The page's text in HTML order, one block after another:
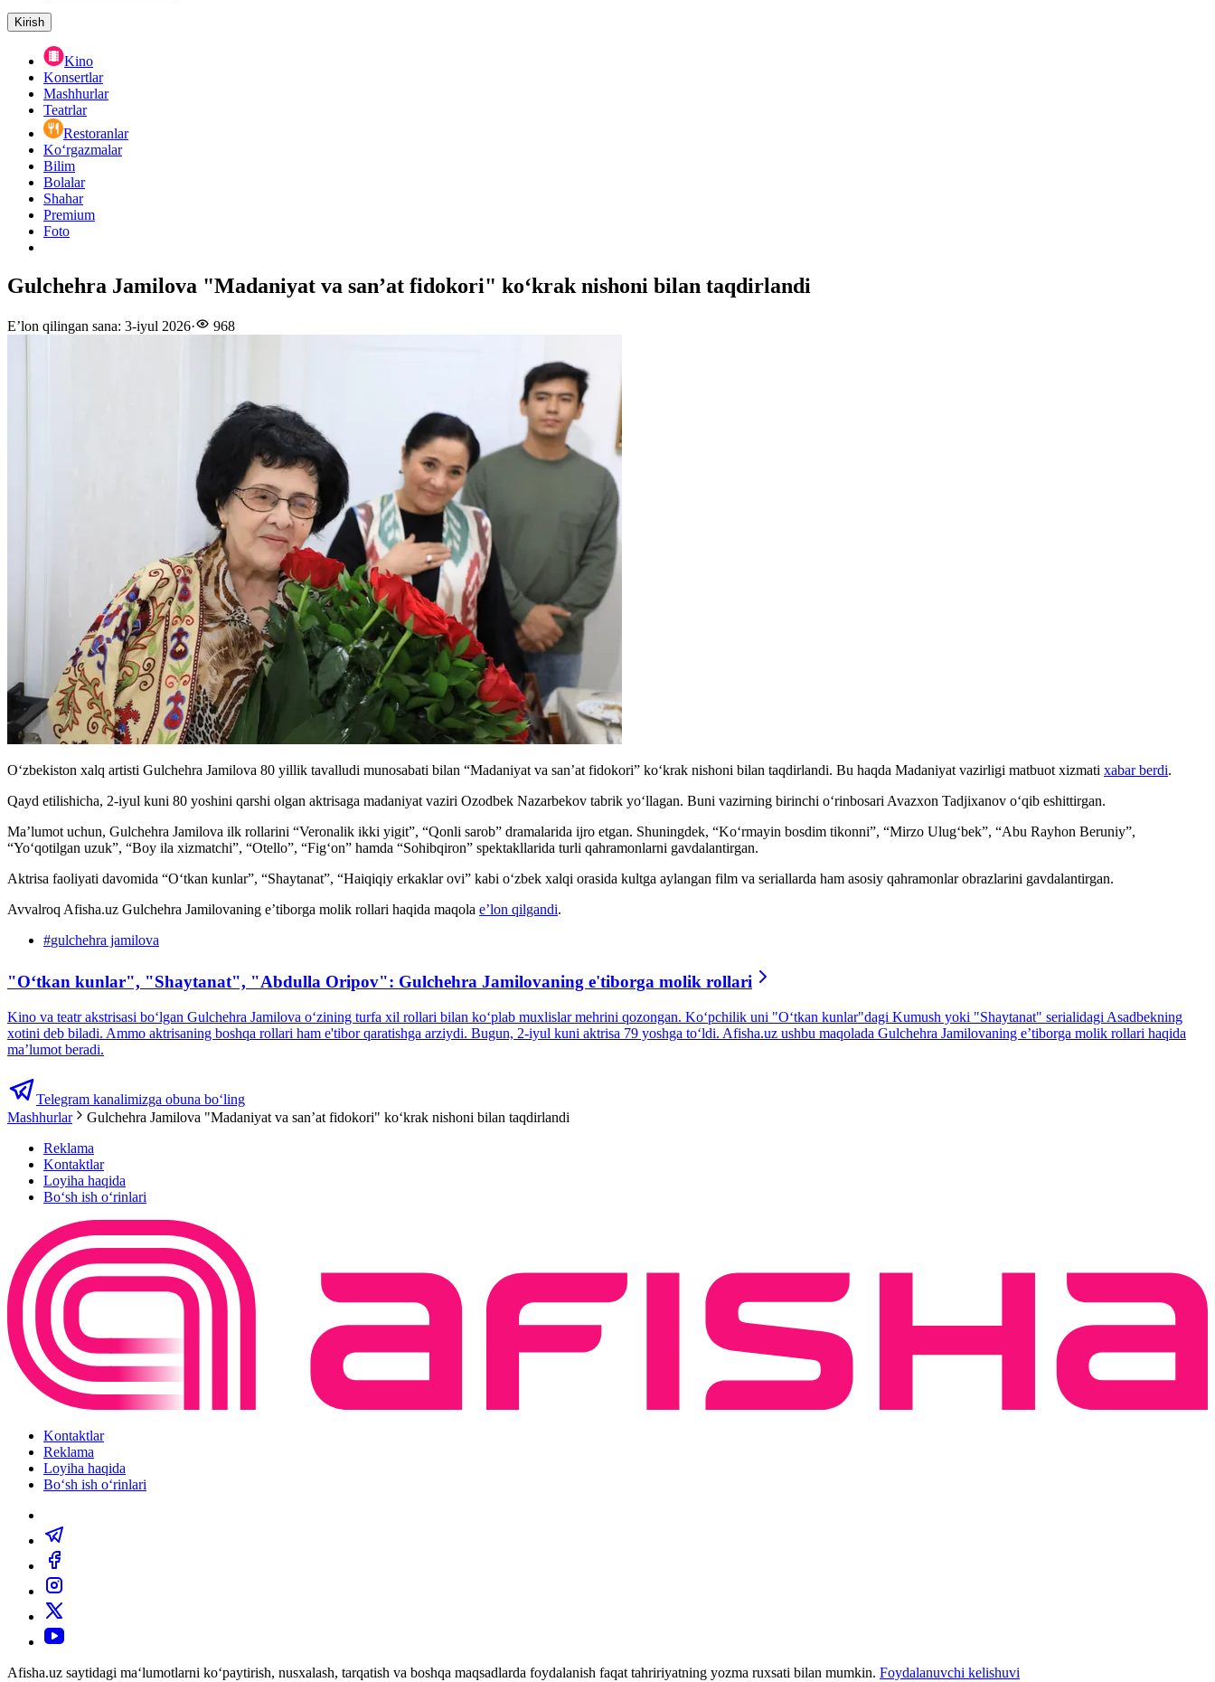
Kirish
Kino
Konsertlar
Mashhurlar
Teatrlar
Restoranlar
Ko‘rgazmalar
Bilim
Bolalar
Shahar
Premium
Foto
Gulchehra Jamilova "Madaniyat va san’at fidokori" koʻkrak nishoni bilan taqdirlandi
E’lon qilingan sana: 3-iyul 2026· 968
O‘zbekiston xalq artisti Gulchehra Jamilova 80 yillik tavalludi munosabati bilan “Madaniyat va san’at fidokori” ko‘krak nishoni bilan taqdirlandi. Bu haqda Madaniyat vazirligi matbuot xizmati xabar berdi.
Qayd etilishicha, 2-iyul kuni 80 yoshini qarshi olgan aktrisaga madaniyat vaziri Ozodbek Nazarbekov tabrik yoʻllagan. Buni vazirning birinchi o‘rinbosari Avazxon Tadjixanov o‘qib eshittirgan.
Ma’lumot uchun, Gulchehra Jamilova ilk rollarini “Veronalik ikki yigit”, “Qonli sarob” dramalarida ijro etgan. Shuningdek, “Ko‘rmayin bosdim tikonni”, “Mirzo Ulug‘bek”, “Abu Rayhon Beruniy”,
“Yo‘qotilgan uzuk”, “Boy ila xizmatchi”, “Otello”, “Fig‘on” hamda “Sohibqiron” spektakllarida turli qahramonlarni gavdalantirgan.
Aktrisa faoliyati davomida “Oʻtkan kunlar”, “Shaytanat”, “Haiqiqiy erkaklar ovi” kabi oʻzbek xalqi orasida kultga aylangan film va seriallarda ham asosiy qahramonlar obrazlarini gavdalantirgan.
Avvalroq Afisha.uz Gulchehra Jamilovaning e’tiborga molik rollari haqida maqola e’lon qilgandi.
#gulchehra jamilova
"Oʻtkan kunlar", "Shaytanat", "Abdulla Oripov": Gulchehra Jamilovaning e'tiborga molik rollari
Kino va teatr akstrisasi boʻlgan Gulchehra Jamilova oʻzining turfa xil rollari bilan koʻplab muxlislar mehrini qozongan. Koʻpchilik uni "Oʻtkan kunlar"dagi Kumush yoki "Shaytanat" serialidagi Asadbekning
xotini deb biladi. Ammo aktrisaning boshqa rollari ham e'tibor qaratishga arziydi. Bugun, 2-iyul kuni aktrisa 79 yoshga toʻldi. Afisha.uz ushbu maqolada Gulchehra Jamilovaning e’tiborga molik rollari haqida
ma’lumot beradi.
Telegram kanalimizga obuna bo‘ling
Mashhurlar
Gulchehra Jamilova "Madaniyat va san’at fidokori" koʻkrak nishoni bilan taqdirlandi
Reklama
Kontaktlar
Loyiha haqida
Bo‘sh ish o‘rinlari
Kontaktlar
Reklama
Loyiha haqida
Bo‘sh ish o‘rinlari
Afisha.uz saytidagi ma‘lumotlarni ko‘paytirish, nusxalash, tarqatish va boshqa maqsadlarda foydalanish faqat tahririyatning yozma ruxsati bilan mumkin. Foydalanuvchi kelishuvi